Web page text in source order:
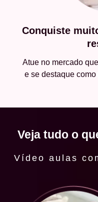
Conquiste
Atue no mercado
e se destaque
Veja tudo o
Vídeo aulas